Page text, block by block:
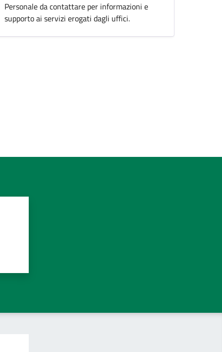
Personale da contattare per informazioni e
supporto ai servizi erogati dagli uffici.